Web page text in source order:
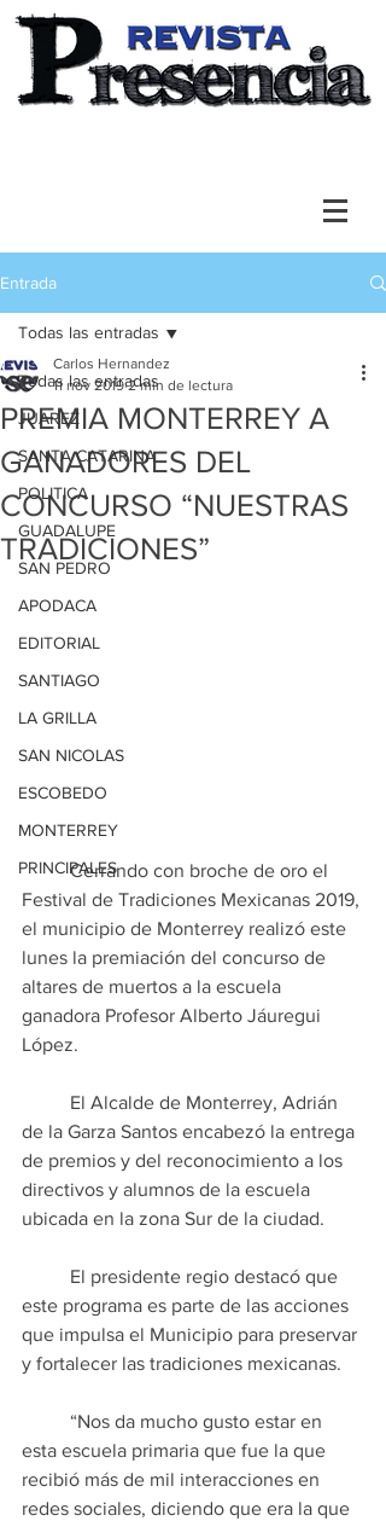
Entrada
Todas las entradas
JUAREZ
SANTA CATARINA
POLITICA
GUADALUPE
SAN PEDRO
APODACA
EDITORIAL
SANTIAGO
LA GRILLA
SAN NICOLAS
ESCOBEDO
MONTERREY
PRINCIPALES
Todas las entradas
PREMIA MONTERREY A
GANADORES DEL
CONCURSO “NUESTRAS
TRADICIONES”
Carlos Hernandez
11 nov 2019 2 min de lectura
	Cerrando con broche de oro el
Festival de Tradiciones Mexicanas 2019,
el municipio de Monterrey realizó este
lunes la premiación del concurso de
altares de muertos a la escuela
ganadora Profesor Alberto Jáuregui
López.
de la Garza Santos encabezó la entrega
de premios y del reconocimiento a los
directivos y alumnos de la escuela
ubicada en la zona Sur de la ciudad.
este programa es parte de las acciones
que impulsa el Municipio para preservar
y fortalecer las tradiciones mexicanas.
esta escuela primaria que fue la que
recibió más de mil interacciones en
redes sociales, diciendo que era la que